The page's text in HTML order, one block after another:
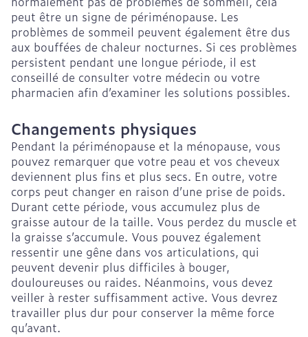
peut être un signe de périménopause. Les
problèmes de sommeil peuvent également être dus
aux bouffées de chaleur nocturnes. Si ces problèmes
persistent pendant une longue période, il est
conseillé de consulter votre médecin ou votre
pharmacien afin d’examiner les solutions possibles.
Changements physiques
Pendant la périménopause et la ménopause, vous
pouvez remarquer que votre peau et vos cheveux
deviennent plus fins et plus secs. En outre, votre
corps peut changer en raison d’une prise de poids.
Durant cette période, vous accumulez plus de
graisse autour de la taille. Vous perdez du muscle et
la graisse s’accumule. Vous pouvez également
ressentir une gêne dans vos articulations, qui
peuvent devenir plus difficiles à bouger,
douloureuses ou raides. Néanmoins, vous devez
veiller à rester suffisamment active. Vous devrez
travailler plus dur pour conserver la même force
qu’avant.